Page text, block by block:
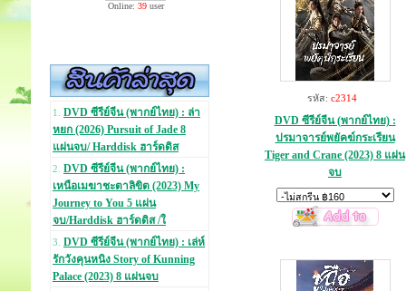
Online: 39user
1. DVD ซีรีย์จีน (พากย์ไทย) : ล่า
หยก (2026) Pursuit of Jade 8
แผ่นจบ/ Harddisk ฮาร์ดดิส
2. DVD ซีรีย์จีน (พากย์ไทย) :
เหนือเมฆาชะตาลิขิต (2023) My
Journey to You 5 แผ่น
จบ/Harddisk ฮาร์ดดิส /ใ
3. DVD ซีรีย์จีน (พากย์ไทย) : เล่ห์
รักวังคุนหนิง Story of Kunning
Palace (2023) 8 แผ่นจบ
รหัส: c2314
DVD ซีรีย์จีน (พากย์ไทย) :
ปรมาจารย์พยัคฆ์กระเรียน
Tiger and Crane (2023) 8 แผ่น
จบ